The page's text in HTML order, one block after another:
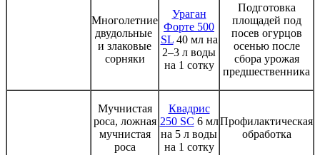
Многолетние
двудольные
и злаковые
сорняки
Ураган
Форте 500
SL40 мл на
2–3 л воды
на 1 сотку
Подготовка
площадей под
посев огурцов
осенью после
сбора урожая
предшественника
Мучнистая
роса, ложная
мучнистая
роса
Квадрис
250 SC 6 мл
на 5 л воды
на 1 сотку
Профилактическая
обработка